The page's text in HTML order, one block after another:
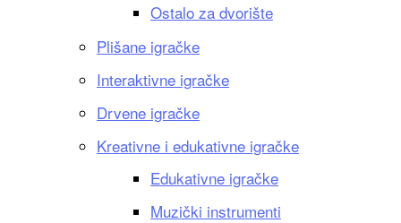
Ostalo za dvorište
Plišane igračke
Interaktivne igračke
Drvene igračke
Kreativne i edukativne igračke
Edukativne igračke
Muzički instrumenti